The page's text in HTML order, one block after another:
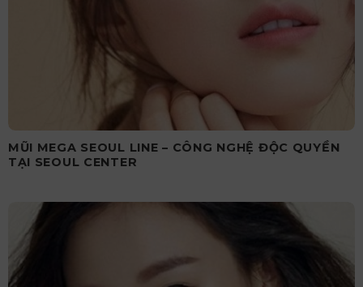
MŨI MEGA SEOUL LINE – CÔNG NGHỆ ĐỘC QUYỀN
TẠI SEOUL CENTER